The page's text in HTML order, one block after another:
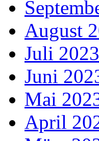
August
Juli 2023
Juni
Mai
April